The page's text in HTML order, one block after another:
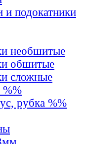
и подокатники
необшитые
обшитые
сложные
%%
рубка %%